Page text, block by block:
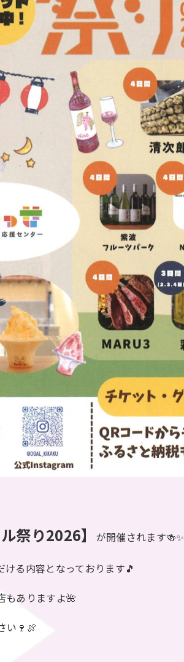
祭り2026】 が開催されます🍻✨
る内容となっております🎵
もありますよ🌺
い🍷🍖